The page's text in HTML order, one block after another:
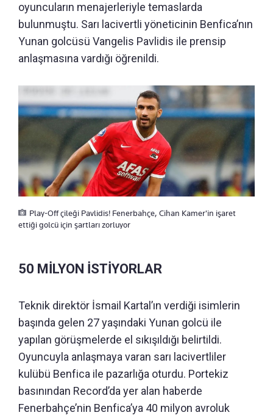
oyuncuların menajerleriyle temaslarda
bulunmuştu. Sarı lacivertli yöneticinin Benfica’nın
Yunan golcüsü Vangelis Pavlidis ile prensip
anlaşmasına vardığı öğrenildi.
Play-Off çileği Pavlidis! Fenerbahçe, Cihan Kamer'in işaret
ettiği golcü için şartları zorluyor
50 MİLYON İSTİYORLAR
Teknik direktör İsmail Kartal’ın verdiği isimlerin
başında gelen 27 yaşındaki Yunan golcü ile
yapılan görüşmelerde el sıkışıldığı belirtildi.
Oyuncuyla anlaşmaya varan sarı lacivertliler
kulübü Benfica ile pazarlığa oturdu. Portekiz
basınından Record’da yer alan haberde
Fenerbahçe’nin Benfica’ya 40 milyon avroluk